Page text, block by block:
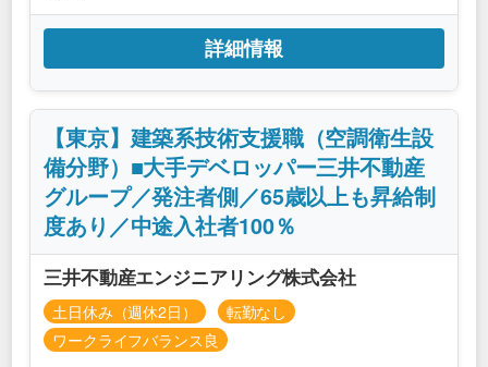
詳細情報
【東京】建築系技術支援職（空調衛生設
備分野）■大手デベロッパー三井不動産
グループ／発注者側／65歳以上も昇給制
度あり／中途入社者100％
三井不動産エンジニアリング株式会社
土日休み（週休2日）
転勤なし
ワークライフバランス良